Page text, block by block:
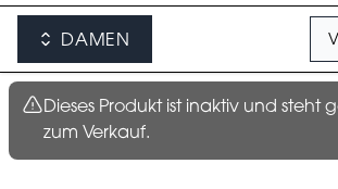
DAMEN
Dieses Produkt ist inaktiv und steht
zum Verkauf.